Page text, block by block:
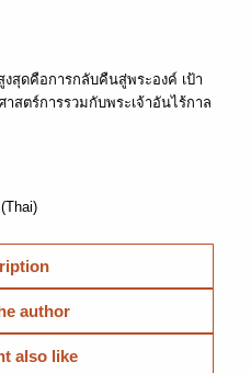
งสุดคือการกลับคืนสู่พระองค์ เป้า
สตร์การรวมกับพระเจ้าอันไร้กาล
author
also like